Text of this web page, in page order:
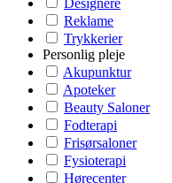
Designere
Reklame
Trykkerier
Personlig pleje
Akupunktur
Apoteker
Beauty Saloner
Fodterapi
Frisørsaloner
Fysioterapi
Hørecenter